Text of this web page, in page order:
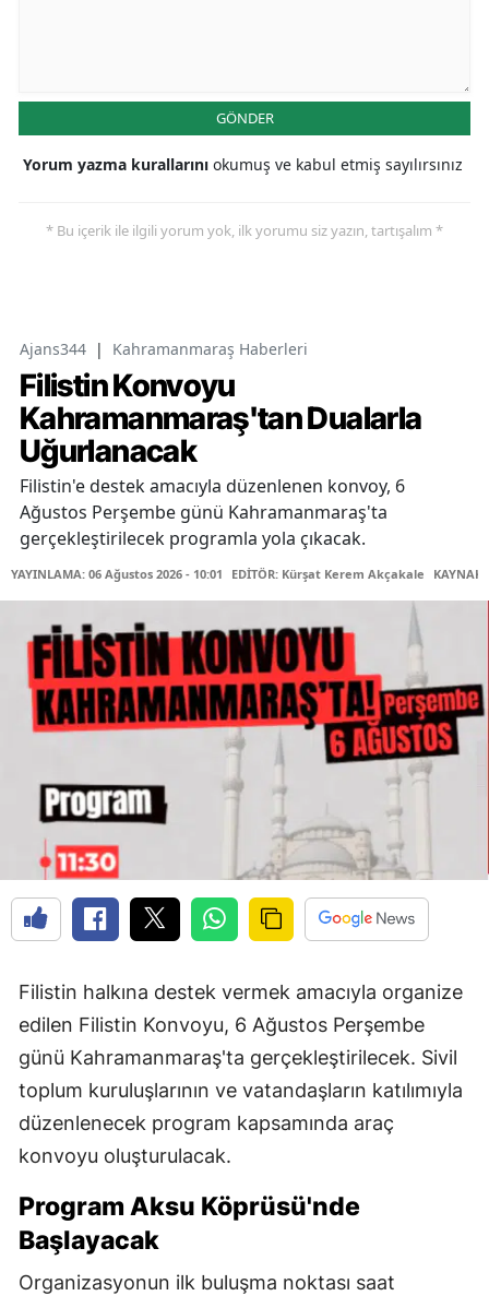
GÖNDER
Yorum yazma kurallarını okumuş ve kabul etmiş sayılırsınız
* Bu içerik ile ilgili yorum yok, ilk yorumu siz yazın, tartışalım *
Ajans344 | Kahramanmaraş Haberleri
Filistin Konvoyu
Kahramanmaraş'tan Dualarla
Uğurlanacak
Filistin'e destek amacıyla düzenlenen konvoy, 6
Ağustos Perşembe günü Kahramanmaraş'ta
gerçekleştirilecek programla yola çıkacak.
YAYINLAMA: 06 Ağustos 2026 - 10:01 EDİTÖR: Kürşat Kerem Akçakale
Filistin halkına destek vermek amacıyla organize
edilen Filistin Konvoyu, 6 Ağustos Perşembe
günü Kahramanmaraş'ta gerçekleştirilecek. Sivil
toplum kuruluşlarının ve vatandaşların katılımıyla
düzenlenecek program kapsamında araç
konvoyu oluşturulacak.
Program Aksu Köprüsü'nde
Başlayacak
Organizasyonun ilk buluşma noktası saat